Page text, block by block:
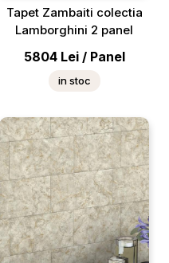
Tapet Zambaiti colectia
Lamborghini 2 panel
5804 Lei / Panel
in stoc